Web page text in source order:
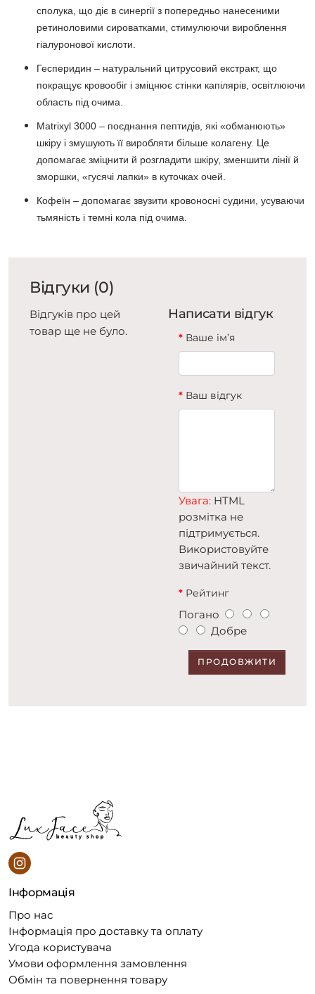
сполука, що діє в синергії з попередньо нанесеними
ретиноловими сироватками, стимулюючи вироблення
гіалуронової кислоти.
Гесперидин – натуральний цитрусовий екстракт, що
покращує кровообіг і зміцнює стінки капілярів, освітлюючи
область під очима.
Matrixyl 3000 – поєднання пептидів, які «обманюють»
шкіру і змушують її виробляти більше колагену. Це
допомагає зміцнити й розгладити шкіру, зменшити лінії й
зморшки, «гусячі лапки» в куточках очей.
Кофеїн – допомагає звузити кровоносні судини, усуваючи
тьмяність і темні кола під очима.
Відгуки (0)
Відгуків про цей
товар ще не було.
Написати відгук
Ваше ім’я
Ваш відгук
Увага: HTML
розмітка не
підтримується.
Використовуйте
звичайний текст.
Рейтинг
Погано
Добре
ПРОДОВЖИТИ
Інформація
Про нас
Інформація про доставку та оплату
Угода користувача
Умови оформлення замовлення
Обмін та повернення товару